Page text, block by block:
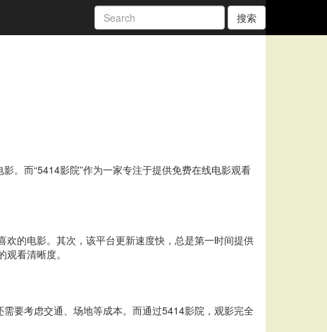
搜索
。而“5414影院”作为一家专注于提供免费在线电影观看
的电影。其次，该平台更新速度快，总是第一时间提供
看清晰度。
要考虑交通、场地等成本。而通过5414影院，观影完全